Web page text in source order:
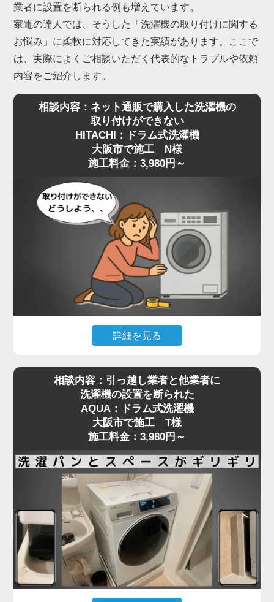
業者に設置を断られる例も増えています。
家電の達人では、そうした「洗濯機の取り付けに関する
お悩み」に柔軟に対応してきた実績があります。ここで
は、実際によくご相談いただく代表的なトラブルや依頼
内容をご紹介します。
相談内容：ネット通販で購入した洗濯機の
取り付けができない
HITACHI：ドラム式洗濯機
大阪市で施工 N様
施工料金：3,980円～
詳細を見る
される方が増えていますが、実際に届いてみると本
体が非常に重く、自力での移動や取り付けが難しい
と感じる方も多いようです。特に設置場所までの搬
入や、わずかな段差の乗り越え、排水や給水の接続
作業などは、専門知識がないと手に負えないケース
も少なくありません。
大阪市で施工をご依頼いただいたN様も、ネットで
購入したドラム式洗濯機を玄関先までは運べたもの
の、「重くて一人では設置場所まで動かせない」と
お困りでした。私たちは現地にて搬入から位置調
整、アジャスターの調整、水栓や排水の接続までを
一括で対応し、安心してご使用いただける状態に仕
上げました。ドラム式洗濯機の施工料金は3,980円
相談内容：引っ越し業者と他業者に
洗濯機の設置を断られた
AQUA：ドラム式洗濯機
大阪市で施工 T様
施工料金：3,980円～